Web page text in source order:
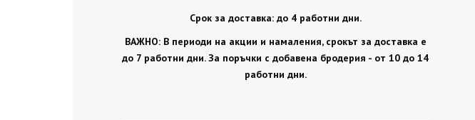
Срок за доставка: до 4 работни дни.
ВАЖНО: В периоди на акции и намаления, срокът за доставка е
до 7 работни дни. За поръчки с добавена бродерия - от 10 до 14
работни дни.